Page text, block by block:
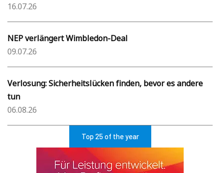
16.07.26
NEP verlängert Wimbledon-Deal
09.07.26
Verlosung: Sicherheitslücken finden, bevor es andere
tun
06.08.26
Top 25 of the year